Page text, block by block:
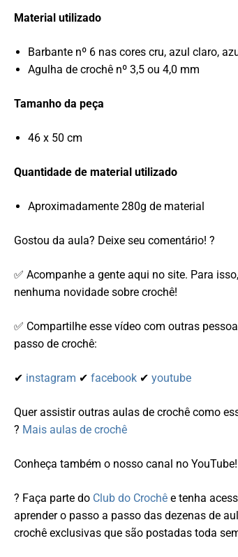
Material utilizado
Barbante nº 6 nas cores cru, azul claro,
Agulha de crochê nº 3,5 ou 4,0 mm
Tamanho da peça
46 x 50 cm
Quantidade de material utilizado
Aproximadamente 280g de material
Gostou da aula? Deixe seu comentário! ?
✅ Acompanhe a gente aqui no site. Para
nenhuma novidade sobre crochê!
✅ Compartilhe esse vídeo com outras
passo de crochê:
✔ instagram ✔facebook ✔youtube
Quer assistir outras aulas de crochê como
? Mais aulas de crochê
Conheça também o nosso canal no
? Faça parte do Club do Crochê e tenha
aprender o passo a passo das dezenas de
crochê exclusivas que são postadas toda